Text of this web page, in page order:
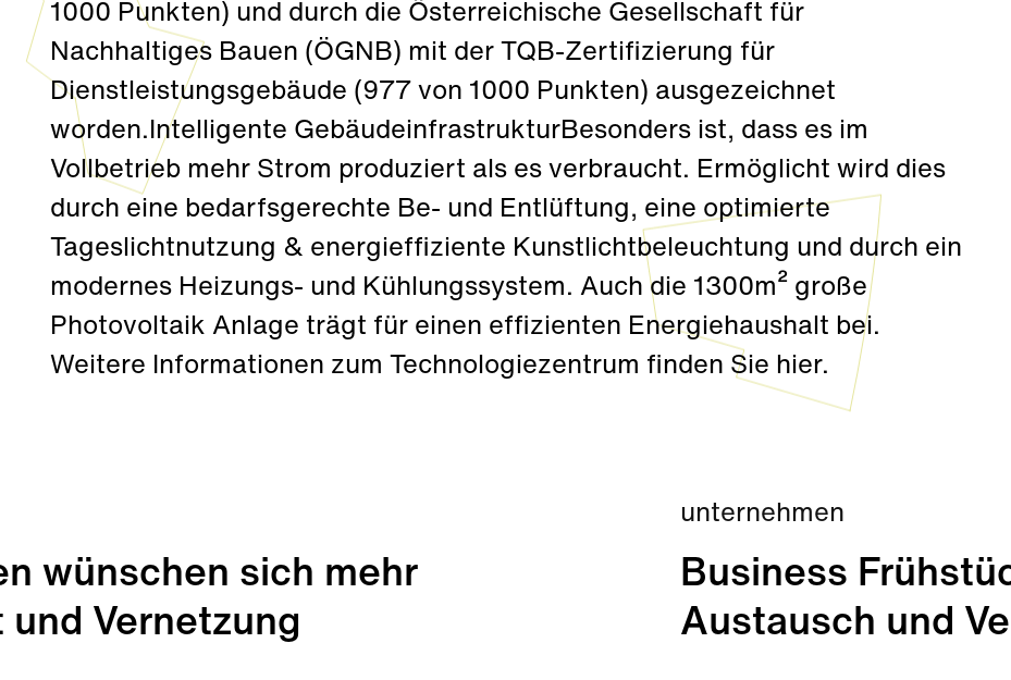
1000 Punkten) und durch die Österreichische Gesellschaft für
Nachhaltiges Bauen (ÖGNB) mit der TQB-Zertifizierung für
Dienstleistungsgebäude (977 von 1000 Punkten) ausgezeichnet
worden.Intelligente GebäudeinfrastrukturBesonders ist, dass es im
Vollbetrieb mehr Strom produziert als es verbraucht. Ermöglicht wird dies
durch eine bedarfsgerechte Be- und Entlüftung, eine optimierte
Tageslichtnutzung & energieffiziente Kunstlichtbeleuchtung und durch ein
modernes Heizungs- und Kühlungssystem. Auch die 1300m² große
Photovoltaik Anlage trägt für einen effizienten Energiehaushalt bei.
Weitere Informationen zum Technologiezentrum finden Sie hier.
wünschen sich mehr
Vernetzung
unternehmen
Business
Austausch und